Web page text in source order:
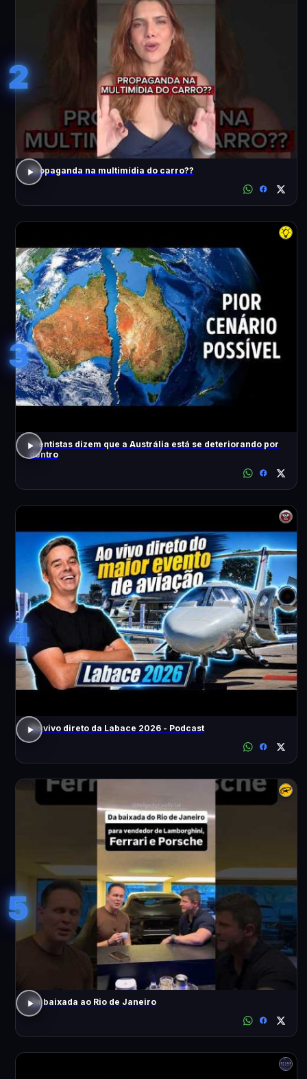
2
Propaganda na multimídia do carro??
3
Cientistas dizem que a Austrália está se deteriorando por
dentro
4
Ao vivo direto da Labace 2026 - Podcast
5
Da baixada ao Rio de Janeiro